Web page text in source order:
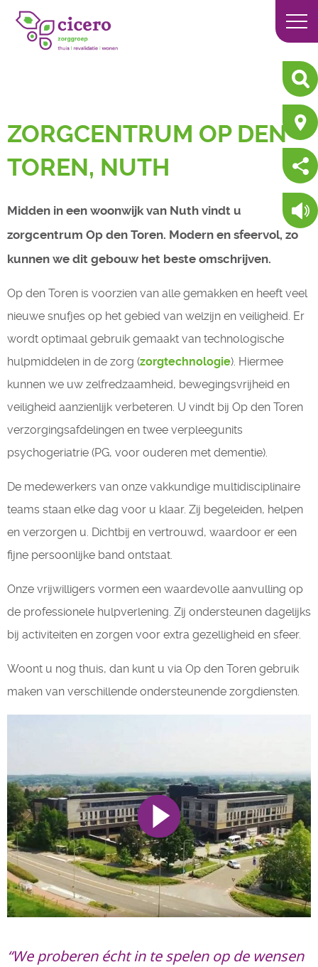
ZORGCENTRUM OP DEN
TOREN, NUTH
Midden in een woonwijk van Nuth vindt u
zorgcentrum Op den Toren. Modern en sfeervol, zo
kunnen we dit gebouw het beste omschrijven.
Op den Toren is voorzien van alle gemakken en heeft veel
nieuwe snufjes op het gebied van welzijn en veiligheid. Er
wordt optimaal gebruik gemaakt van technologische
hulpmiddelen in de zorg (zorgtechnologie). Hiermee
kunnen we uw zelfredzaamheid, bewegingsvrijheid en
veiligheid aanzienlijk verbeteren. U vindt bij Op den Toren
verzorgingsafdelingen en twee verpleegunits
psychogeriatrie (PG, voor ouderen met dementie).
De medewerkers van onze vakkundige multidisciplinaire
teams staan elke dag voor u klaar. Zij begeleiden, helpen
en verzorgen u. Dichtbij en vertrouwd, waardoor er een
fijne persoonlijke band ontstaat.
Onze vrijwilligers vormen een waardevolle aanvulling op
de professionele hulpverlening. Zij ondersteunen dagelijks
bij activiteiten en zorgen voor extra gezelligheid en sfeer.
Woont u nog thuis, dan kunt u via Op den Toren gebruik
maken van verschillende ondersteunende zorgdiensten.
“We proberen écht in te spelen op de wensen